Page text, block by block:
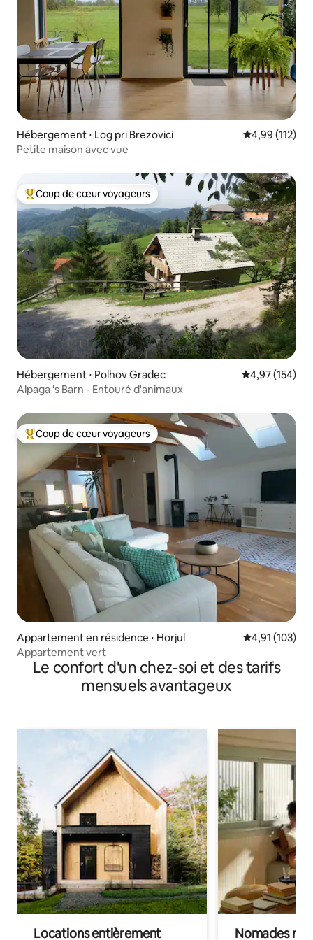
Hébergement ⋅ Log pri Brezovici Évaluation
4,99 (112)
Petite maison avec vue
Coups de cœur voyageurs les plus appréciés
Coup de cœur voyageurs
Hébergement ⋅ Polhov Gradec Évaluation
4,97 (154)
Alpaga 's Barn - Entouré d'animaux
Coups de cœur voyageurs les plus appréciés
Coup de cœur voyageurs
Appartement en résidence ⋅ Horjul Évaluation
4,91 (103)
Appartement vert
Le confort d'un chez-soi et des tarifs
mensuels avantageux
Locations entièrement Nomades